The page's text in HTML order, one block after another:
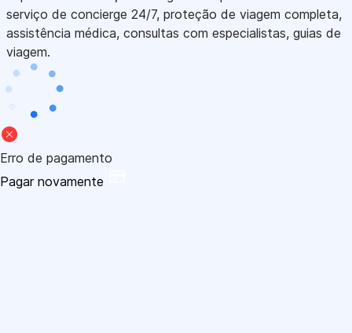
serviço de concierge 24/7, proteção de viagem completa,
assistência médica, consultas com especialistas, guias de
viagem.
Erro de pagamento
Pagar novamente